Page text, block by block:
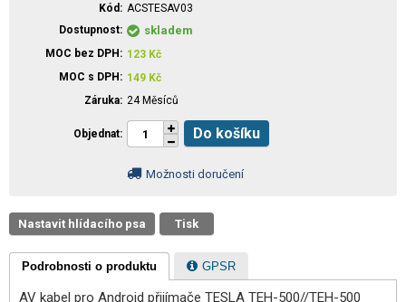
Kód
ACSTESAV03
Dostupnost
skladem
MOC bez DPH 123 Kč
MOC s DPH
149 Kč
Záruka 24 Měsíců
Objednat Do košíku
Možnosti doručení
Nastavit hlídacího psa Tisk
Podrobnosti o produktu GPSR
AV kabel pro Android přijímače TESLA TEH-500//TEH-500